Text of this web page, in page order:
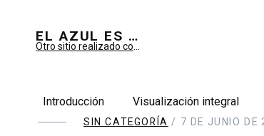
EL AZUL ES SUEÑO; EL VERDE ES IMAGINARIO
Introducción Visualización integral
SIN CATEGORÍA / 7 DE JUNIO